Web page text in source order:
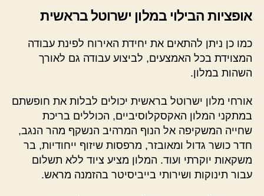
אופציות הבילוי במלון ישרוטל בראשית
כמו כן ניתן להתאים את יחידת האירוח לפינת עבודה
המצוידת בכל האמצעים, לביצוע עבודה גם לאורך
השהות במלון.
אורחי מלון ישרוטל בראשית יכולים לבלות את חופשתם
במתקני המלון האקסקלוסיביים, הכוללים בריכת
שחייה המשקיפה אל הנוף המרהיב הנשקף מהר הנגב,
חדר כושר גדול ומאובזר, מרפסות שיזוף ייחודיות, בר
משקאות יוקרתי ועוד. המלון מציע ציוד ללא תשלום
עבור תינוקות ושירותי בייביסיטר בהזמנה מראש.